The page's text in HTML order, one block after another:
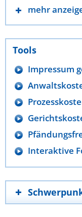
mehr
Tools
Impressum
Interaktive